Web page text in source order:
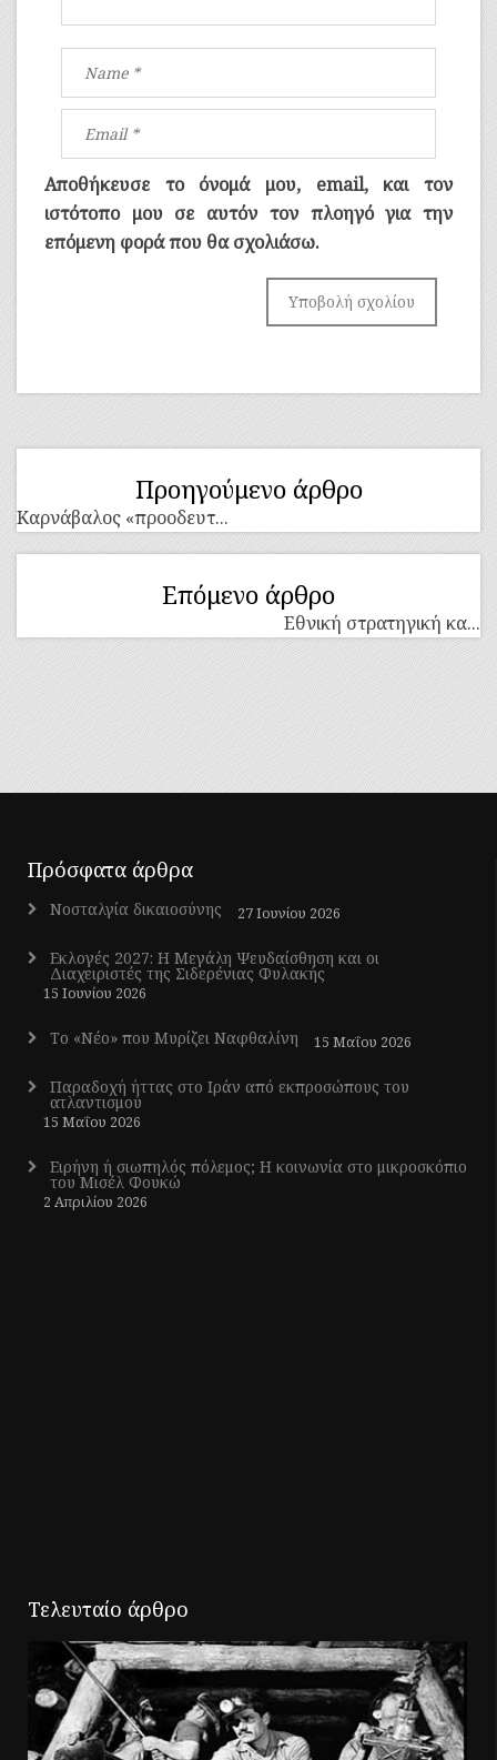
Αποθήκευσε το όνομά μου, email, και τον
ιστότοπο μου σε αυτόν τον πλοηγό για την
επόμενη φορά που θα σχολιάσω.
Προηγούμενο άρθρο
Kαρνάβαλος «προοδευτ...
Επόμενο άρθρο
Εθνική στρατηγική κα...
Πρόσφατα άρθρα
Νοσταλγία δικαιοσύνης 27 Ιουνίου 2026
Εκλογές 2027: Η Μεγάλη Ψευδαίσθηση και οι
Διαχειριστές της Σιδερένιας Φυλακής
15 Ιουνίου 2026
Το «Νέο» που Μυρίζει Ναφθαλίνη 15 Μαΐου 2026
Παραδοχή ήττας στο Ιράν από εκπροσώπους του
ατλαντισμού
15 Μαΐου 2026
Ειρήνη ή σιωπηλός πόλεμος; Η κοινωνία στο μικροσκόπιο
του Μισέλ Φουκώ
2 Απριλίου 2026
Τελευταίο άρθρο